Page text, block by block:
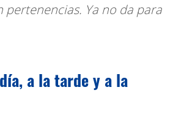
Ya no da para
a la tarde y a la